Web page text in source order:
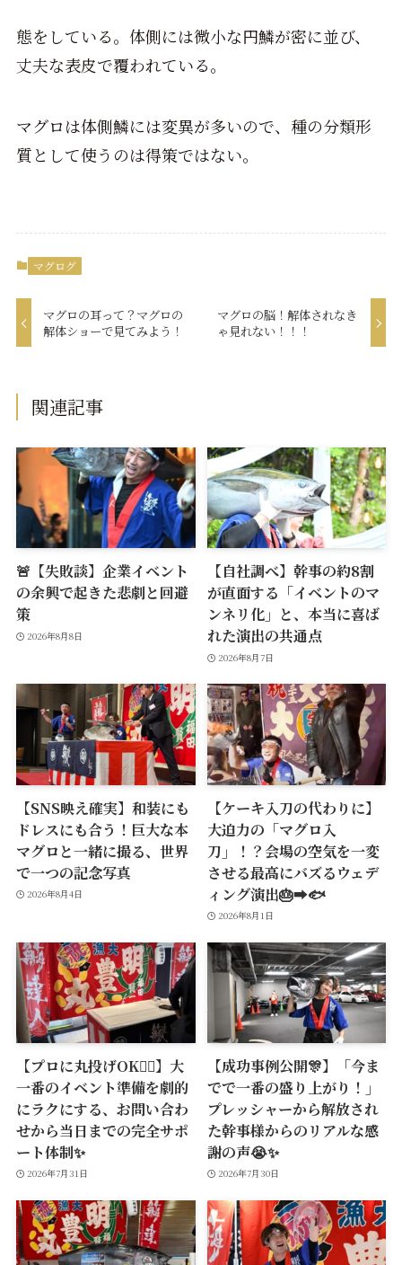
態をしている。体側には微小な円鱗が密に並び、
丈夫な表皮で覆われている。
マグロは体側鱗には変異が多いので、種の分類形
質として使うのは得策ではない。
マグログ
マグロの耳って？マグロの
解体ショーで見てみよう！
マグロの脳！解体されなき
ゃ見れない！！！
関連記事
🚨【失敗談】企業イベント
の余興で起きた悲劇と回避
策
2026年8月8日
【自社調べ】幹事の約8割
が直面する「イベントのマ
ンネリ化」と、本当に喜ば
れた演出の共通点
2026年8月7日
【SNS映え確実】和装にも
ドレスにも合う！巨大な本
マグロと一緒に撮る、世界
で一つの記念写真
2026年8月4日
【ケーキ入刀の代わりに】
大迫力の「マグロ入
刀」！？会場の空気を一変
させる最高にバズるウェデ
ィング演出🎂➡️🐟
2026年8月1日
【プロに丸投げOK🙆‍♂️】大
一番のイベント準備を劇的
にラクにする、お問い合わ
せから当日までの完全サポ
ート体制✨
2026年7月31日
【成功事例公開🎊】「今ま
でで一番の盛り上がり！」
プレッシャーから解放され
た幹事様からのリアルな感
謝の声😭✨
2026年7月30日